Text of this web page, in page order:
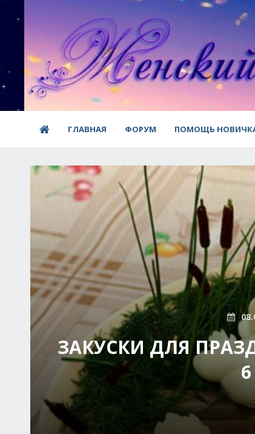
ГЛАВНАЯ ФОРУМ ПОМОЩЬ
ЗАКУСКИ ДЛЯ